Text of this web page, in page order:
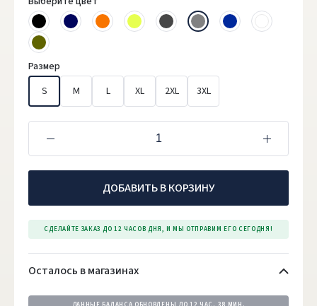
Размер
S
M L XL 2XL 3XL
ДОБАВИТЬ В КОРЗИНУ
СДЕЛАЙТЕ ЗАКАЗ ДО 12 ЧАСОВ ДНЯ, И МЫ ОТПРАВИМ ЕГО СЕГОДНЯ!
Осталось в магазинах